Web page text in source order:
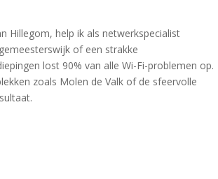
Hillegom, help ik als netwerkspecialist
of een strakke
lost 90% van alle Wi-Fi-problemen op.
zoals Molen de Valk of de sfeervolle